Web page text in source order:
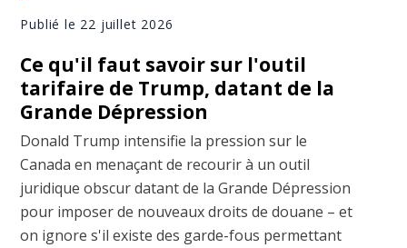
Publié le 22 juillet 2026
Ce qu'il faut savoir sur l'outil
tarifaire de Trump, datant de la
Grande Dépression
Donald Trump intensifie la pression sur le
Canada en menaçant de recourir à un outil
juridique obscur datant de la Grande Dépression
pour imposer de nouveaux droits de douane – et
on ignore s'il existe des garde-fous permettant